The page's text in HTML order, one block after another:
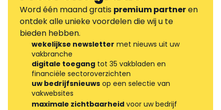
Word één maand gratis premium partneren
ontdek alle unieke voordelen die wij u te
bieden hebben.
wekelijkse newsletter met nieuws uit uw
vakbranche
digitale toegang tot 35 vakbladen en
financiële sectoroverzichten
uw bedrijfsnieuws op een selectie van
vakwebsites
maximale zichtbaarheid voor uw bedrijf